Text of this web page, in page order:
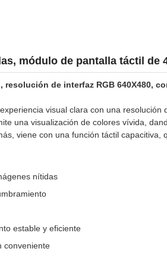
módulo de pantalla táctil de
resolución de interfaz RGB 640X480,
visual clara con una
una visualización de colores vívida,
viene con una función táctil
nítidas
estable y eficiente
conveniente